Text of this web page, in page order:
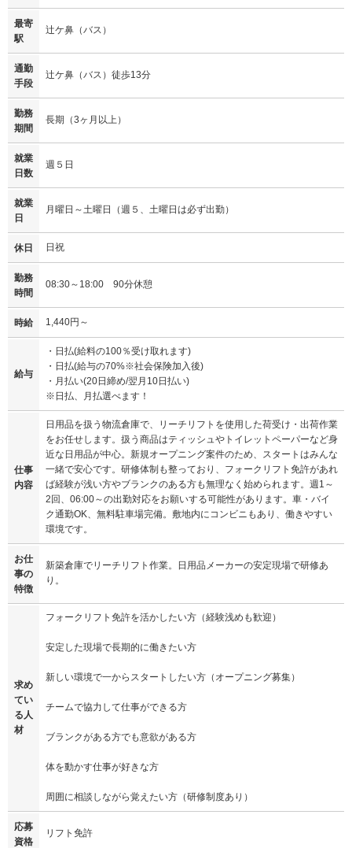
最寄
駅
辻ケ鼻（バス）
通勤
手段
辻ケ鼻（バス）徒歩13分
勤務
期間
長期（3ヶ月以上）
就業
日数
週５日
就業
日
月曜日～土曜日（週５、土曜日は必ず出勤）
休日 日祝
勤務
時間
08:30～18:00 90分休憩
時給 1,440円～
給与
・日払(給料の100％受け取れます)
・日払(給与の70%※社会保険加入後)
・月払い(20日締め/翌月10日払い)
※日払、月払選べます！
仕事
内容
日用品を扱う物流倉庫で、リーチリフトを使用した荷受け・出荷作業
をお任せします。扱う商品はティッシュやトイレットペーパーなど身
近な日用品が中心。新規オープニング案件のため、スタートはみんな
一緒で安心です。研修体制も整っており、フォークリフト免許があれ
ば経験が浅い方やブランクのある方も無理なく始められます。週1～
2回、06:00～の出勤対応をお願いする可能性があります。車・バイ
ク通勤OK、無料駐車場完備。敷地内にコンビニもあり、働きやすい
環境です。
お仕
事の
特徴
新築倉庫でリーチリフト作業。日用品メーカーの安定現場で研修あ
り。
求め
てい
る人
材
フォークリフト免許を活かしたい方（経験浅めも歓迎）
安定した現場で長期的に働きたい方
新しい環境で一からスタートしたい方（オープニング募集）
チームで協力して仕事ができる方
ブランクがある方でも意欲がある方
体を動かす仕事が好きな方
周囲に相談しながら覚えたい方（研修制度あり）
応募
資格
リフト免許